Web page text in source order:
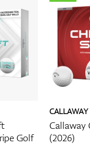
Dárkové poukazy
Golf
CALLAWAY
Callaway
(2026)